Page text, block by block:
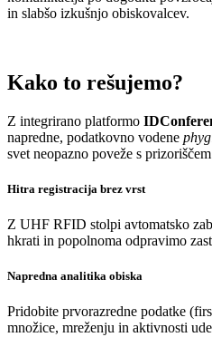
in slabšo izkušnjo obiskovalcev.
Kako to rešujemo?
Z integrirano platformo
napredne, podatkovno vodene
svet neopazno poveže s
Hitra registracija brez vrst
Z UHF RFID stolpi avtomatsko
hkrati in popolnoma odpravimo
Napredna analitika obiska
Pridobite prvorazredne podatke
množice, mreženju in aktivnosti